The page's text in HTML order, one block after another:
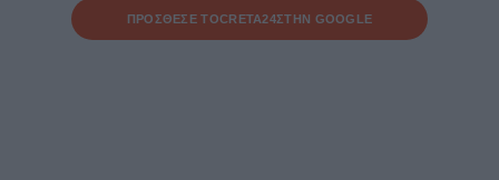
ΠΡΟΣΘΕΣΕ ΤΟCRETA24ΣΤΗΝ GOOGLE